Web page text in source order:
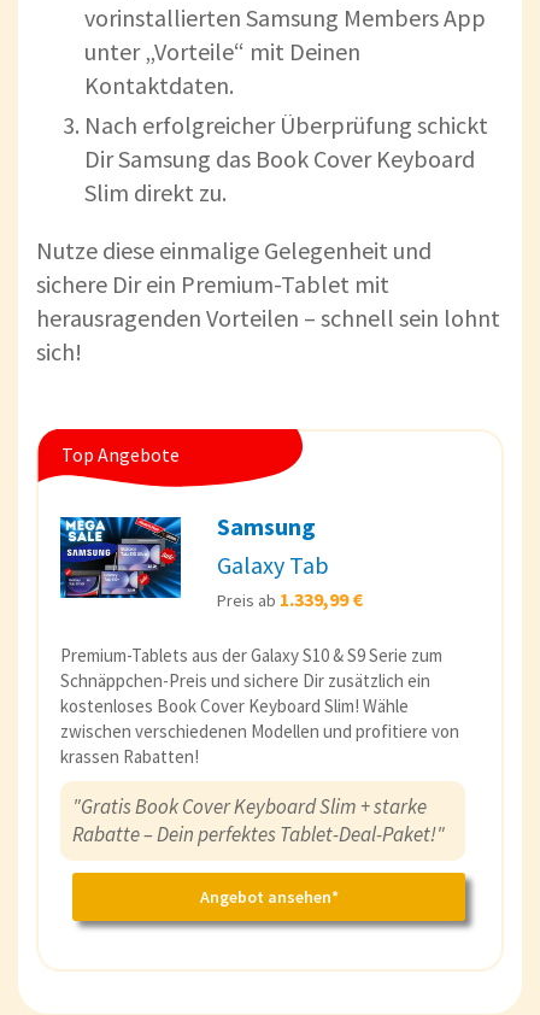
vorinstallierten Samsung Members App
unter „Vorteile“ mit Deinen
Kontaktdaten.
Nach erfolgreicher Überprüfung schickt
Dir Samsung das Book Cover Keyboard
Slim direkt zu.
Nutze diese einmalige Gelegenheit und
sichere Dir ein Premium-Tablet mit
herausragenden Vorteilen – schnell sein lohnt
sich!
Top Angebote
Samsung
Galaxy Tab
Preis ab 1.339,99 €
Premium-Tablets aus der Galaxy S10 & S9 Serie zum
Schnäppchen-Preis und sichere Dir zusätzlich ein
kostenloses Book Cover Keyboard Slim! Wähle
zwischen verschiedenen Modellen und profitiere von
krassen Rabatten!
"Gratis Book Cover Keyboard Slim + starke
Rabatte – Dein perfektes Tablet-Deal-Paket!"
Angebot ansehen*